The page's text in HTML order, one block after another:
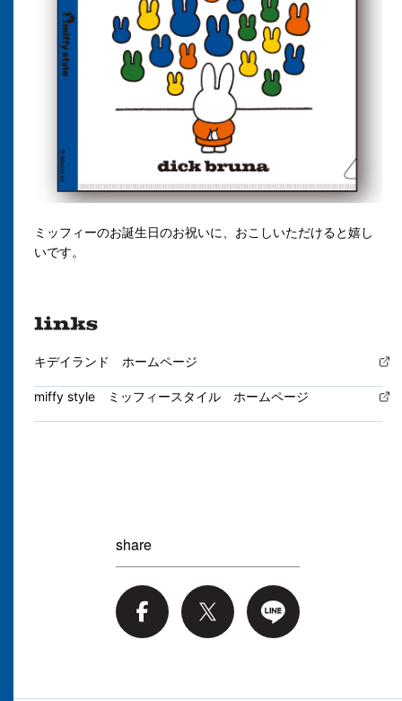
ミッフィーのお誕生日のお祝いに、おこしいただけると嬉し
いです。
キデイランド ホームページ
miffy style ミッフィースタイル ホームページ
share